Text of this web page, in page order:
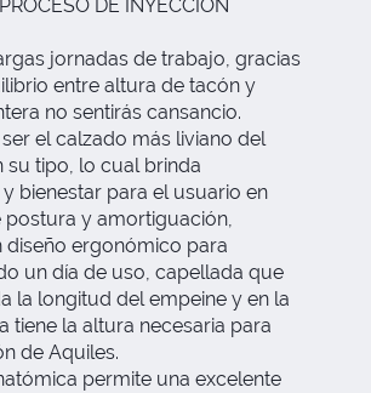
DE INYECCIÓN
jornadas de trabajo, gracias
entre altura de tacón y
no sentirás cansancio.
el calzado más liviano del
su tipo, lo cual brinda
bienestar para el usuario en
postura y amortiguación,
diseño ergonómico para
un día de uso, capellada que
la longitud del empeine y en la
tiene la altura necesaria para
de Aquiles.
permite una excelente